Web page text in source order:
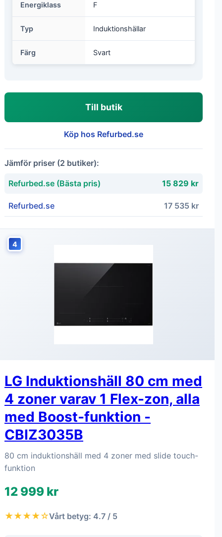
Energiklass F
Typ Induktionshällar
Färg Svart
Till butik
Köp hos Refurbed.se
Jämför priser (2 butiker):
Refurbed.se (Bästa pris) 15 829 kr
Refurbed.se 17 535 kr
4
LG Induktionshäll 80 cm med
4 zoner varav 1 Flex-zon, alla
med Boost-funktion -
CBIZ3035B
80 cm induktionshäll med 4 zoner med slide touch-
funktion
12 999 kr
★★★★☆Vårt betyg: 4.7 / 5